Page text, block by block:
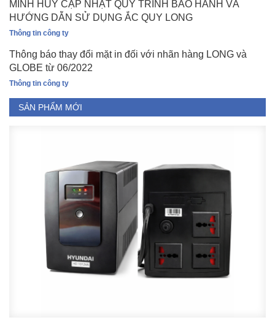
MINH HUY CẬP NHẬT QUY TRÌNH BẢO HÀNH VÀ
HƯỚNG DẪN SỬ DỤNG ẮC QUY LONG
Thông tin công ty
Thông báo thay đổi mặt in đối với nhãn hàng LONG và
GLOBE từ 06/2022
Thông tin công ty
SẢN PHẨM MỚI